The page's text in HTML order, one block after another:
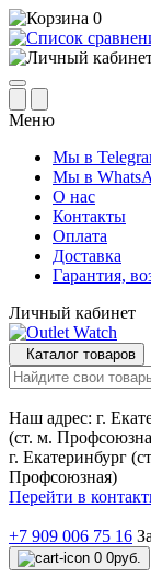
0
Меню
Мы в
Мы в
О нас
Контакты
Оплата
Доставка
Гарантия,
Личный кабинет
Каталог товаров
Наш адрес: г.
(ст. м.
г. Екатеринбург
Профсоюзная)
Перейти в
+7 909 006 75 16
0 0руб.